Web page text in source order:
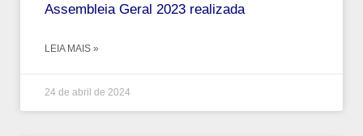
Assembleia Geral 2023 realizada
LEIA MAIS »
24 de abril de 2024